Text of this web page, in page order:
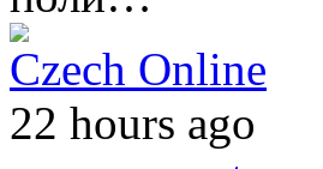
Czech Online
22 hours ago